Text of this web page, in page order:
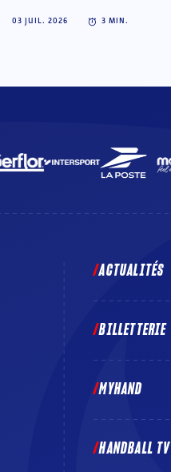
03 JUIL. 2026 3 MIN.
ACTUALITÉS
BILLETTERIE
MYHAND
HANDBALL TV